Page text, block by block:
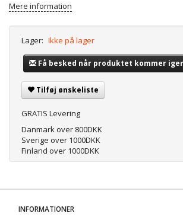
Mere information
Lager: Ikke på lager
Få besked når produktet kommer
Tilføj ønskeliste
GRATIS Levering
Danmark over 800DKK
Sverige over 1000DKK
Finland over 1000DKK
INFORMATIONER